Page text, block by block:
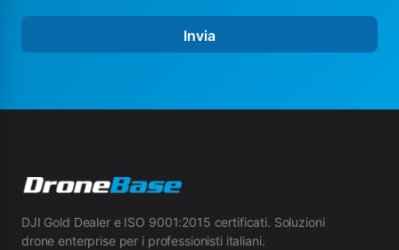
Invia
DJI Gold Dealer e ISO 9001:2015 certificati. Soluzioni
drone enterprise per i professionisti italiani.